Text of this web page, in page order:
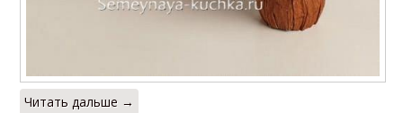
Читать дальше →